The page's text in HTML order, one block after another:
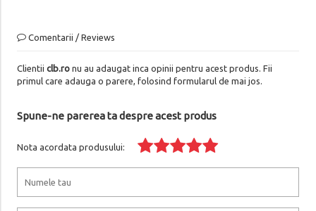
Comentarii / Reviews
Clientii clb.ronu au adaugat inca opinii pentru acest produs. Fii
primul care adauga o parere, folosind formularul de mai jos.
Spune-ne parerea ta despre acest produs
Nota acordata produsului: